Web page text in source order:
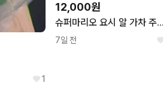
1
12,000원
슈퍼마리오 요시 알 가차 주황색 미개봉
7일 전